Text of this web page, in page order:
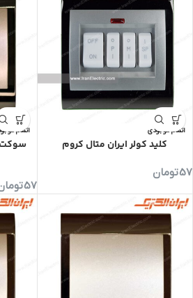
اتمام موجودی
کلید کولر ایران متال کروم
57تومان
اتمام
سوکت
57